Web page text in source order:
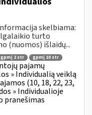
skelbiama:
turto
(nuomos) išlaidų...
gpmį 2 str gpmį 10 str
pajamų
» Individualią veiklą
(10, 18, 22, 23,
» Individualioje
pranešimas